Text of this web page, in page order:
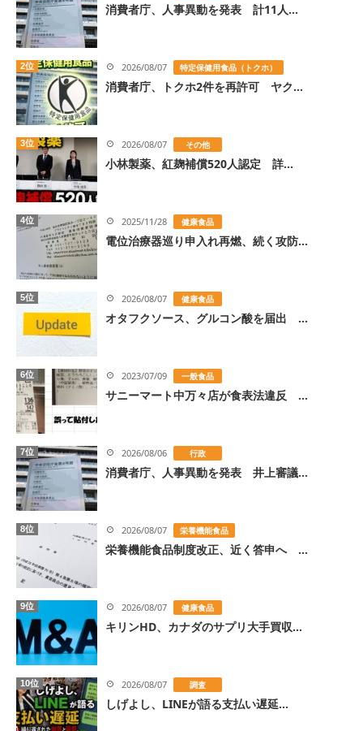
消費者庁、人事異動を発表 計11人...
2位 2026/08/07 特定保健用食品（トクホ）
消費者庁、トクホ2件を再許可 ヤク...
3位 2026/08/07 その他
小林製薬、紅麹補償520人認定 詳...
4位 2025/11/28 健康食品
電位治療器巡り申入れ再燃、続く攻防...
5位 2026/08/07 健康食品
オタフクソース、グルコン酸を届出 ...
6位 2023/07/09 一般食品
サニーマート中万々店が食表法違反 ...
7位 2026/08/06 行政
消費者庁、人事異動を発表 井上審議...
8位 2026/08/07 栄養機能食品
栄養機能食品制度改正、近く答申へ ...
9位 2026/08/07 健康食品
キリンHD、カナダのサプリ大手買収...
10位 2026/08/07 調査
しげよし、LINEが語る支払い遅延...